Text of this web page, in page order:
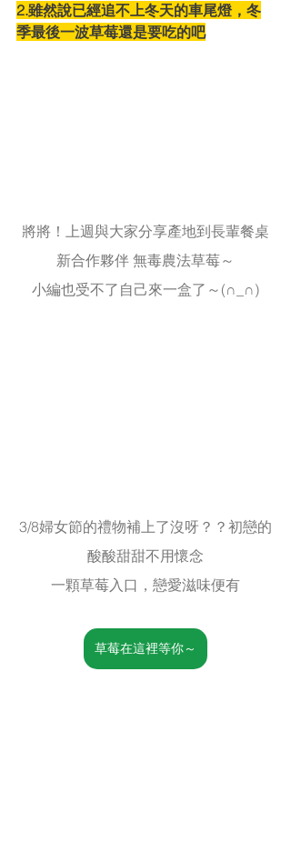
2.雖然說已經追不上冬天的車尾燈，冬
季最後一波草莓還是要吃的吧
將將！上週與大家分享產地到長輩餐桌
新合作夥伴 無毒農法草莓～
小編也受不了自己來一盒了～(∩_∩)
3/8婦女節的禮物補上了沒呀？？初戀的
酸酸甜甜不用懷念
一顆草莓入口，戀愛滋味便有
草莓在這裡等你～